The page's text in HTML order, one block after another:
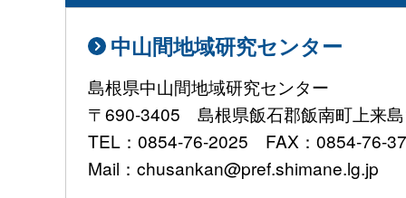
中山間地域研究センター
島根県中山間地域研究センター
〒690-3405 島根県飯石郡飯南町上来
TEL：0854-76-2025 FAX：0854-76-
Mail：chusankan@pref.shimane.lg.jp